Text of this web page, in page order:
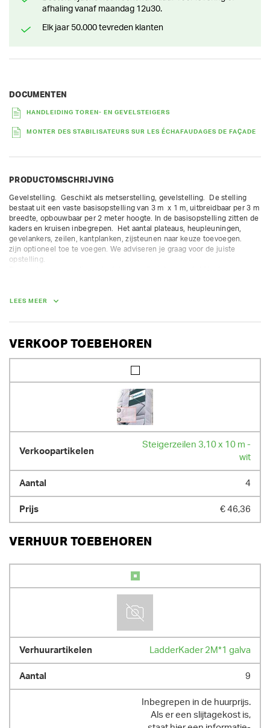
afhaling vanaf maandag 12u30.
Elk jaar 50.000 tevreden klanten
DOCUMENTEN
HANDLEIDING TOREN- EN GEVELSTEIGERS
MONTER DES STABILISATEURS SUR LES ÉCHAFAUDAGES DE FAÇADE
PRODUCTOMSCHRIJVING
Gevelstelling.  Geschikt als metserstelling, gevelstelling.  De stelling
bestaat uit een vaste basisopstelling van 3 m  x 1 m, uitbreidbaar per 3 m
breedte, opbouwbaar per 2 meter hoogte. In de basisopstelling zitten de
kaders en kruisen inbegrepen.  Het aantal plateaus, heupleuningen,
gevelankers, zeilen, kantplanken, zijsteunen naar keuze toevoegen.
zijn optioneel toe te voegen. We adviseren je graag voor de juiste
opstelling.
doorloopkaders.  Enkel geschikt voor een vaste opstelling.
LEES MEER
VERKOOP TOEBEHOREN
Steigerzeilen 3,10 x 10 m -
wit
4
€ 46,36
VERHUUR TOEBEHOREN
LadderKader 2M*1 galva
9
Inbegrepen in de huurprijs.
Als er een slijtagekost is,